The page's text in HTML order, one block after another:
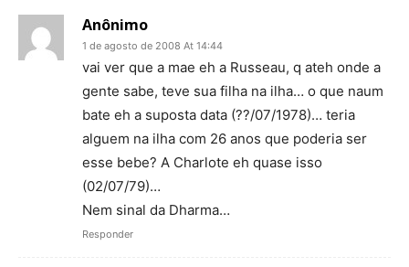
Anônimo
1 de agosto de 2008 At 14:44
vai ver que a mae eh a Russeau, q ateh onde a
gente sabe, teve sua filha na ilha… o que naum
bate eh a suposta data (??/07/1978)… teria
alguem na ilha com 26 anos que poderia ser
esse bebe? A Charlote eh quase isso
(02/07/79)…
Nem sinal da Dharma…
Responder